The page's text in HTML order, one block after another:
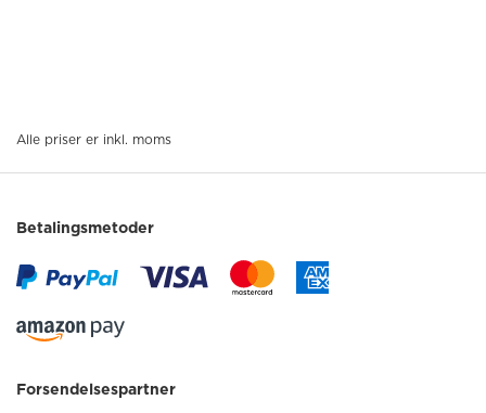
Alle priser er inkl. moms
Betalingsmetoder
Forsendelsespartner